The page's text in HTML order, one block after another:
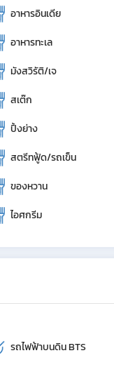
อาหารอินเดีย
อาหารทะเล
มังสวิรัติ/เจ
สเต๊ก
ปิ้งย่าง
สตรีทฟู้ด/รถเข็น
ของหวาน
ไอศกรีม
รถไฟฟ้าบนดิน BTS